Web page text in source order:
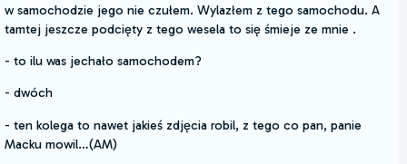
w samochodzie jego nie czułem. Wylazłem z tego samochodu. A
tamtej jeszcze podcięty z tego wesela to się śmieje ze mnie .
- to ilu was jechało samochodem?
- dwóch
- ten kolega to nawet jakieś zdjęcia robil, z tego co pan, panie
Macku mowil…(AM)